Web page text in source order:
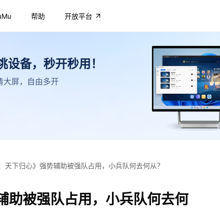
帮助 开放平台
备，秒开秒用！
屏，自由多开
天下归心》强势辅助被强队占用，小兵队何去何从？
助被强队占用，小兵队何去何